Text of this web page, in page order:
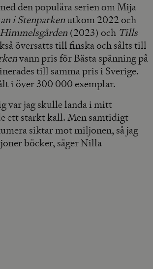
den populära serien om Mija
i Stenparkenutkom 2022 och
Himmelsgården(2023) och Tills
översatts till finska och sålts till
vann pris för Bästa spänning på
till samma pris i Sverige.
i över 300 000 exemplar.
var jag skulle landa i mitt
ett starkt kall. Men samtidigt
siktar mot miljonen, så jag
böcker, säger Nilla